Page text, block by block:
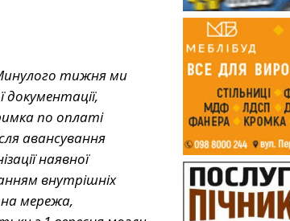
Минулого тижня ми
документації,
по оплаті
авансування
наявної
внутрішніх
мережа,